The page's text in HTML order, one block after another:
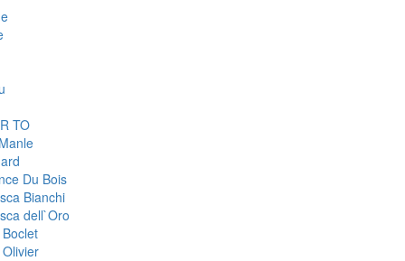
TO
Du Bois
Bianchi
dell`Oro